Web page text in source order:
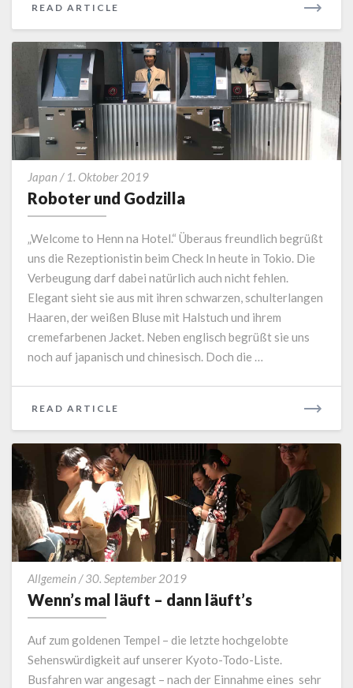
READ ARTICLE
Japan / 1. Oktober 2019Roboter
und
Roboter und Godzilla
„Welcome to Henn na Hotel.“ Überaus freundlich begrüßt
uns die Rezeptionistin beim Check In heute in Tokio. Die
Verbeugung darf dabei natürlich auch nicht fehlen.
Elegant sieht sie aus mit ihren schwarzen, schulterlangen
Haaren, der weißen Bluse mit Halstuch und ihrem
cremefarbenen Jacket. Neben englisch begrüßt sie uns
noch auf japanisch und chinesisch. Doch die …
READ ARTICLE
MORE
Allgemein /30. September 2019Wenn’s
mal
dann
läuft’s
Wenn’s mal läuft – dann läuft’s
Auf zum goldenen Tempel – die letzte hochgelobte
Sehenswürdigkeit auf unserer Kyoto-Todo-Liste.
Busfahren war angesagt – nach der Einnahme eines sehr